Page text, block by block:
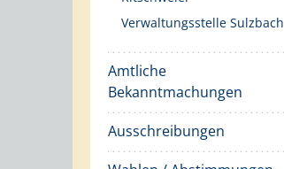
Verwaltungsstelle Sulzbach
Amtliche
Bekanntmachungen
Ausschreibungen